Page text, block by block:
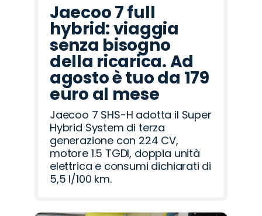
Jaecoo 7 full
hybrid: viaggia
senza bisogno
della ricarica. Ad
agosto è tuo da 179
euro al mese
Jaecoo 7 SHS-H adotta il Super
Hybrid System di terza
generazione con 224 CV,
motore 1.5 TGDI, doppia unità
elettrica e consumi dichiarati di
5,5 l/100 km.